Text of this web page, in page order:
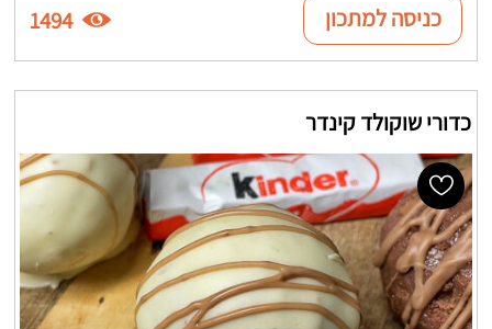
כניסה למתכון 1494
כדורי שוקולד קינדר